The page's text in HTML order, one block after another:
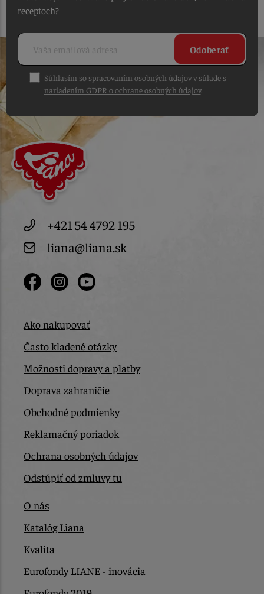
receptoch?
Odoberať
Súhlasím so spracovaním osobných údajov v súlade s
nariadením GDPR o ochrane osobných údajov.
+421 54 4792 195
liana@liana.sk
Ako nakupovať
Často kladené otázky
Možnosti dopravy a platby
Doprava zahraničie
Obchodné podmienky
Reklamačný poriadok
Ochrana osobných údajov
Odstúpiť od zmluvy tu
O nás
Katalóg Liana
Kvalita
Eurofondy LIANE - inovácia